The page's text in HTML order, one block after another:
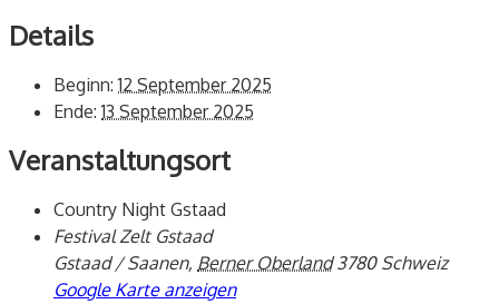
Details
Beginn: 12 September 2025
Ende: 13 September 2025
Veranstaltungsort
Country Night Gstaad
Festival Zelt Gstaad
Gstaad / Saanen, Berner Oberland 3780 Schweiz
Google Karte anzeigen